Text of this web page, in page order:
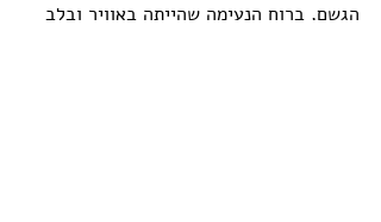
הגשם, ברוח הנעימה שהייתה באוויר ובלב